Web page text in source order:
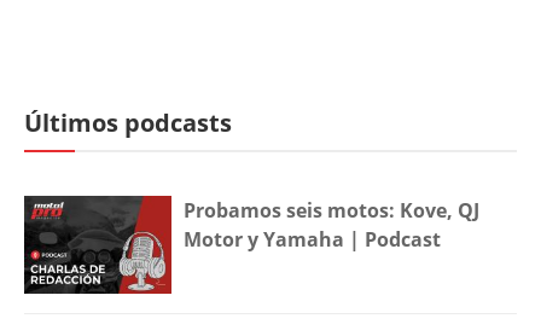
Últimos podcasts
Probamos seis motos: Kove, QJ
Motor y Yamaha | Podcast